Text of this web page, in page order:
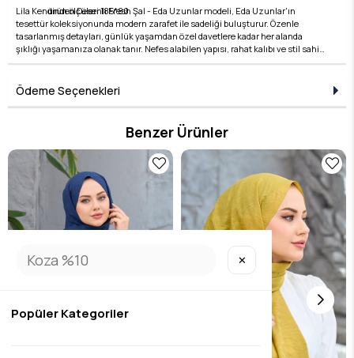
ürün ölçüleri 185*80
Lila Kendinden Desenli Fresh Şal - Eda Uzunlar modeli, Eda Uzunlar'ın
tesettür koleksiyonunda modern zarafet ile sadeliği buluşturur. Özenle
tasarlanmış detayları, günlük yaşamdan özel davetlere kadar her alanda
şıklığı yaşamanıza olanak tanır. Nefes alabilen yapısı, rahat kalıbı ve stil sahibi
çizgileri ile hem konforlu hem de zarif bir kullanım sunar. Kumaş kalitesi, Eda
isteyen kadınlar için ideal bir tercihtir. Koleksiyonun her bir parçası, zamansız
şıklığın temsilcisidir ve her kombine değer katar. Şıklığı detaylarda arayanlara
özel bu ürün, Eda Uzunlar estetiğini dolabınıza taşır.
Ödeme Seçenekleri
Benzer Ürünler
✕
Popüler Kategoriler